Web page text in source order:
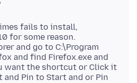
fails to install,
for some reason.
and go to C:\Program
and find Firefox.exe and
want the shortcut or Click it
and Pin to Start and or Pin